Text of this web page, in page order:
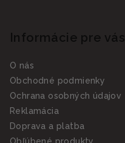
Informácie pre vás
O nás
Obchodné podmienky
Ochrana osobných údajov
Reklamácia
Doprava a platba